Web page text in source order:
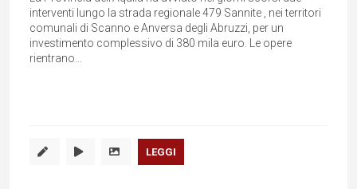
interventi lungo la strada regionale 479 Sannite , nei territori
comunali di Scanno e Anversa degli Abruzzi, per un
investimento complessivo di 380 mila euro. Le opere
rientrano...
LEGGI